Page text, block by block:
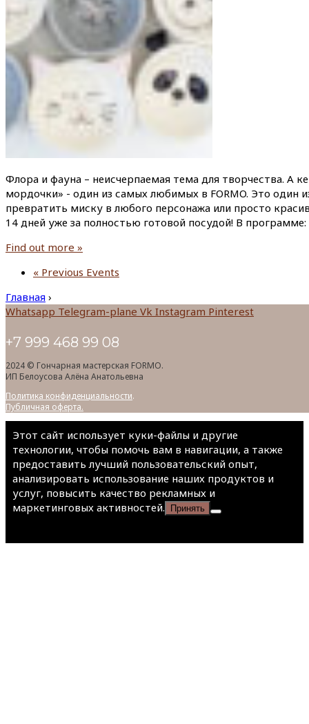
Флора и фауна – неисчерпаемая тема для творчества. А
мордочки» - один из самых любимых в FORMO. Это один
превратить миску в любого персонажа или просто
14 дней уже за полностью готовой посудой! В программе:
Find out more »
« Previous Events
Главная ›
Whatsapp Telegram-plane Vk Instagram Pinterest
+7 999 468 99 08
2024 © Гончарная мастерская FORMO.
ИП Белоусова Алёна Анатольевна
Политика конфиденциальности.
Публичная оферта.
Этот сайт использует куки-файлы и другие
технологии, чтобы помочь вам в навигации, а также
предоставить лучший пользовательский опыт,
анализировать использование наших продуктов и
услуг, повысить качество рекламных и
маркетинговых активностей.
Принять